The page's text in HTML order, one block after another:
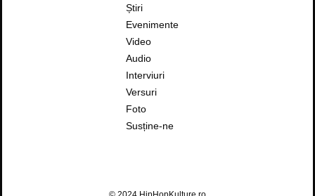
Știri
Evenimente
Video
Audio
Interviuri
Versuri
Foto
Susține-ne